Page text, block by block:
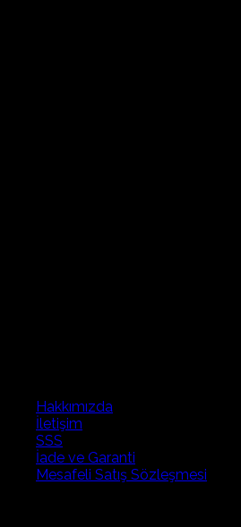
Hakkımızda
İletişim
SSS
İade ve Garanti
Mesafeli Satış Sözleşmesi